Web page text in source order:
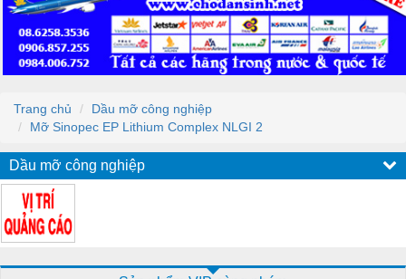
Trang chủ
Dầu mỡ công nghiệp
Mỡ Sinopec EP Lithium Complex NLGI 2
Dầu mỡ công nghiệp